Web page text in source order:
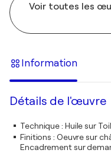
Voir toutes les
Information
Détails de l'œuvre
Technique: Huile sur
Finitions : Oeuvre sur
Encadrement sur